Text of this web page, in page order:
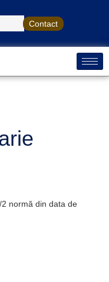
Contact
normă din data de